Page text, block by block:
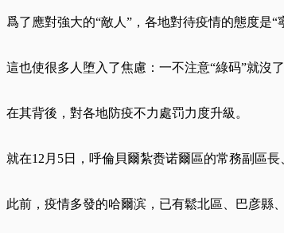
爲了應對強大的“敵人”，各地對待疫情的態度是
這也使很多人堕入了焦慮：一不注意“綠码”就沒
在其背後，對各地防疫不力處罚力度升級。
就在12月5日，呼倫貝爾紮赉诺爾區的常務副區
此前，疫情多發的哈爾滨，已有鬆北區、巴彦縣